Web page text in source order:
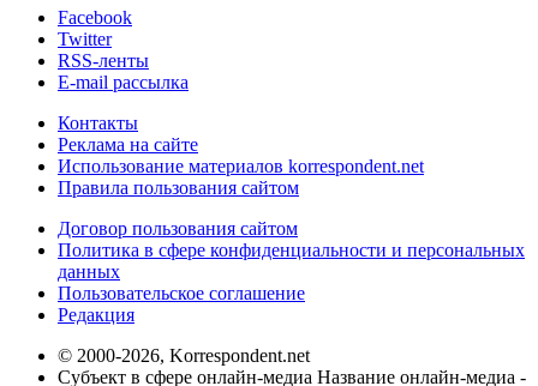
Facebook
Twitter
RSS-ленты
E-mail рассылка
Контакты
Реклама на сайте
Использование материалов korrespondent.net
Правила пользования сайтом
Договор пользования сайтом
Политика в сфере конфиденциальности и персональных
данных
Пользовательское соглашение
Редакция
© 2000-2026, Korrespondent.net
Субъект в сфере онлайн-медиа Название онлайн-медиа -